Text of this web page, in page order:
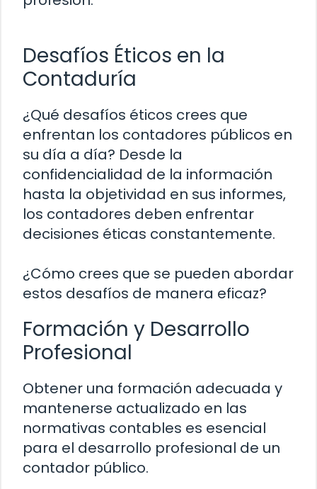
Desafíos Éticos en la
Contaduría
¿Qué desafíos éticos crees que
enfrentan los contadores públicos en
su día a día? Desde la
confidencialidad de la información
hasta la objetividad en sus informes,
los contadores deben enfrentar
decisiones éticas constantemente.
¿Cómo crees que se pueden abordar
estos desafíos de manera eficaz?
Formación y Desarrollo
Profesional
Obtener una formación adecuada y
mantenerse actualizado en las
normativas contables es esencial
para el desarrollo profesional de un
contador público.